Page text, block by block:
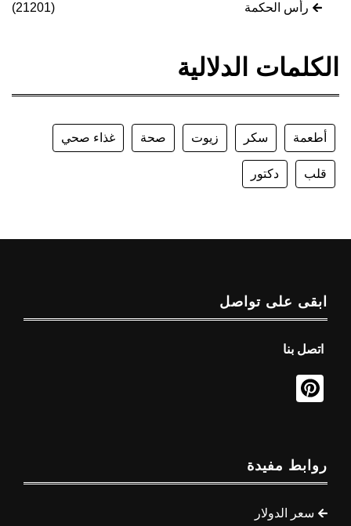
رأس الحكمة (21201)
الكلمات الدلالية
أطعمة سكر زيوت صحة غذاء صحي
قلب دكتور
ابقى على تواصل
اتصل بنا
روابط مفيدة
سعر الدولار